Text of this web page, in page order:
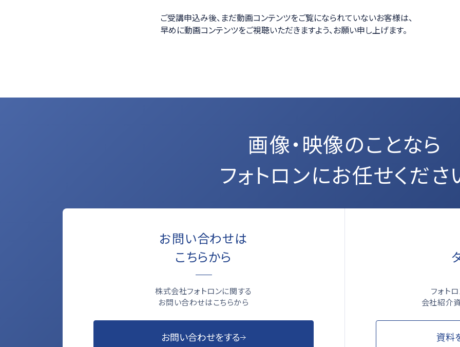
ご受講申込み後、まだ動画コンテンツをご覧になられていないお客様は、
早めに動画コンテンツをご視聴いただきますよう、お願い申し上げます。
画像・映像のことなら
フォトロンにお任せくださ
お問い合わせは
こちらから
株式会社フォトロンに関する
お問い合わせはこちらから
お問い合わせをする
フォト
会社紹介
資料